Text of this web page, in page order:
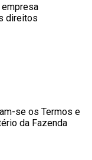
direitos
se os Termos e
da Fazenda